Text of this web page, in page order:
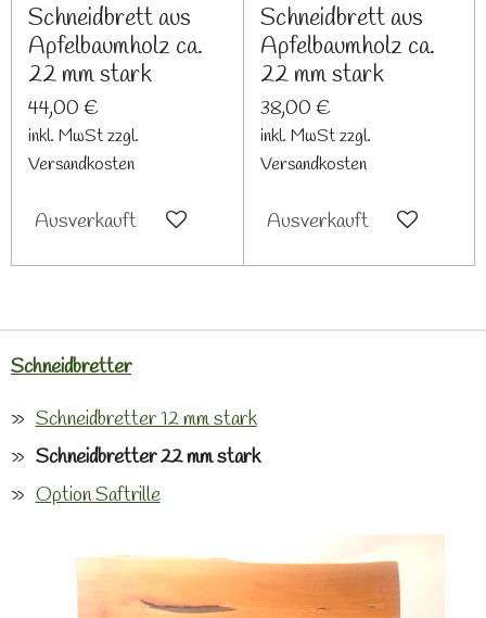
Schneidbrett aus
Apfelbaumholz ca.
22 mm stark
44,00 €
inkl. MwSt zzgl.
Versandkosten
Ausverkauft
Schneidbrett aus
Apfelbaumholz ca.
22 mm stark
38,00 €
inkl. MwSt zzgl.
Versandkosten
Ausverkauft
Schneidbretter
Schneidbretter 12 mm stark
Schneidbretter 22 mm stark
Option Saftrille